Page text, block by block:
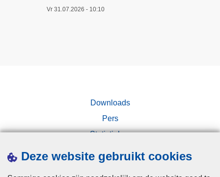
Deze website gebruikt cookies
Vr 31.07.2026 - 10:10
Downloads
Pers
Statistieken